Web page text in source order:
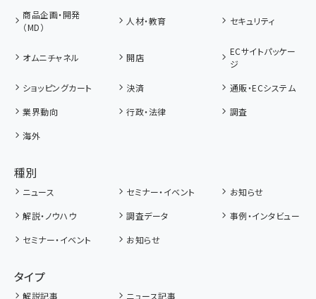
商品企画・開発
（MD）
人材・教育 セキュリティ
オムニチャネル 開店
ECサイトパッケー
ジ
ショッピングカート
決済
通販・ECシステム
業界動向
行政・法律
調査
海外
種別
ニュース セミナー・イベント
お知らせ
解説・ノウハウ
調査データ
事例・インタビュー
セミナー・イベント
お知らせ
タイプ
解説記事 ニュース記事